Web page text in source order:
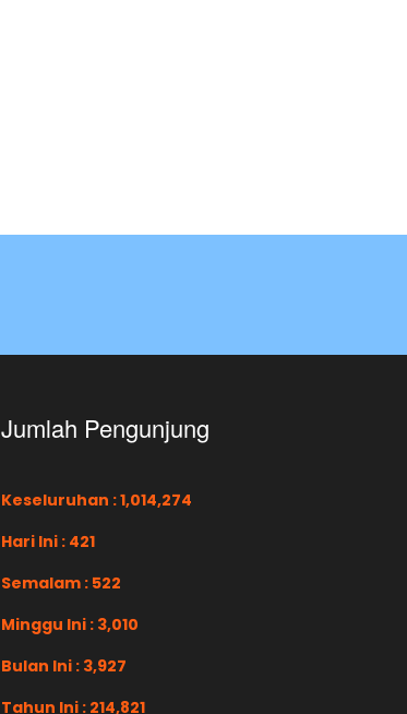
Jumlah Pengunjung
Keseluruhan : 1,014,274
Hari Ini : 421
Semalam : 522
Minggu Ini : 3,010
Bulan Ini : 3,927
Tahun Ini : 214,821